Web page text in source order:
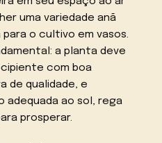
uma variedade anã
para o cultivo em vasos.
a planta deve
com boa
de qualidade, e
adequada ao sol, rega
prosperar.